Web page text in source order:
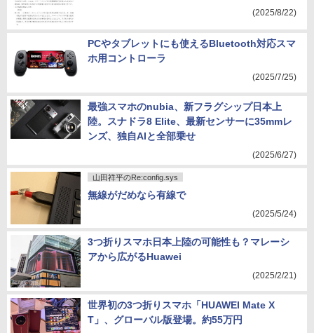
(2025/8/22)
PCやタブレットにも使えるBluetooth対応スマ
ホ用コントローラ
(2025/7/25)
最強スマホのnubia、新フラグシップ日本上
陸。スナドラ8 Elite、最新センサーに35mmレ
ンズ、独自AIと全部乗せ
(2025/6/27)
山田祥平のRe:config.sys
無線がだめなら有線で
(2025/5/24)
3つ折りスマホ日本上陸の可能性も？マレーシ
アから広がるHuawei
(2025/2/21)
世界初の3つ折りスマホ「HUAWEI Mate X
T」、グローバル版登場。約55万円